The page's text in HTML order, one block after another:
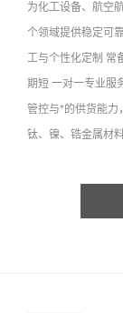
为化工设备、航空
个领域提供稳定可
工与个性化定制 常
期短 一对一专业服
管控与*的供货能力
钛、镍、锆金属材